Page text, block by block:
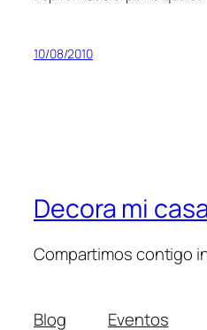
10/08/2010
Decora mi
Compartimos contigo
Blog
Eventos